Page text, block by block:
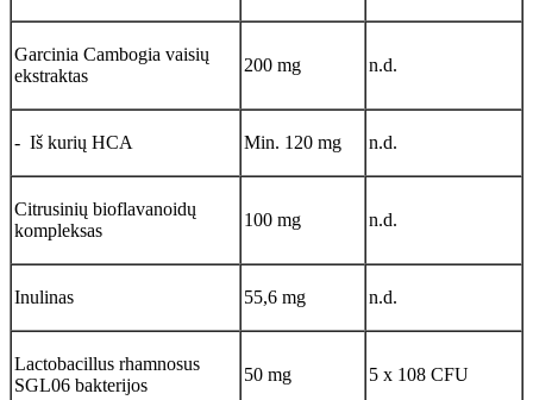
Garcinia Cambogia vaisių
ekstraktas
200 mg n.d.
- Iš kurių HCA Min. 120 mg n.d.
Citrusinių bioflavanoidų
kompleksas
100 mg n.d.
Inulinas 55,6 mg n.d.
Lactobacillus rhamnosus
SGL06 bakterijos
50 mg 5 x 108 CFU